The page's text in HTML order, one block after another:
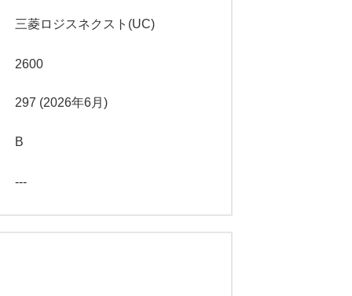
三菱ロジスネクスト(UC)
2600
297 (2026年6月)
B
---